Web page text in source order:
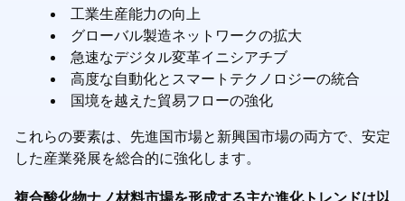
工業生産能力の向上
グローバル製造ネットワークの拡大
急速なデジタル変革イニシアチブ
高度な自動化とスマートテクノロジーの統合
国境を越えた貿易フローの強化
これらの要素は、先進国市場と新興国市場の両方で、安定
した産業発展を総合的に強化します。
複合酸化物ナノ材料市場を形成する主な進化トレンドは以